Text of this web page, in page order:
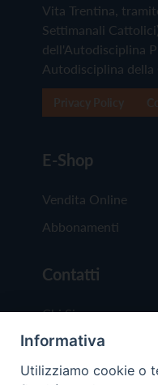
Vita Trentina,
Settimanali
dell'Autodisciplina
Autodisciplina della
E-Shop
Vendita Online
Abbonamenti
Contatti
Chi Siamo
Redazione
Scrivici
Informativa
Utilizziamo cookie o